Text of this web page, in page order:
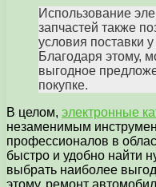
Использование
запчастей также
условия поставки
Благодаря этому,
выгодное
покупке.
В целом, электронные
незаменимым
профессионалов в
быстро и удобно найти
выбрать наиболее